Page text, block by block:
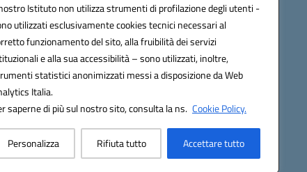
Istituto non utilizza strumenti di profilazione degli utenti -
utilizzati esclusivamente cookies tecnici necessari al
funzionamento del sito, alla fruibilità dei servizi
e alla sua accessibilità – sono utilizzati, inoltre,
statistici anonimizzati messi a disposizione da Web
Italia.
saperne di più sul nostro sito, consulta la ns. Cookie Policy.
Personalizza Rifiuta tutto Accettare tutto